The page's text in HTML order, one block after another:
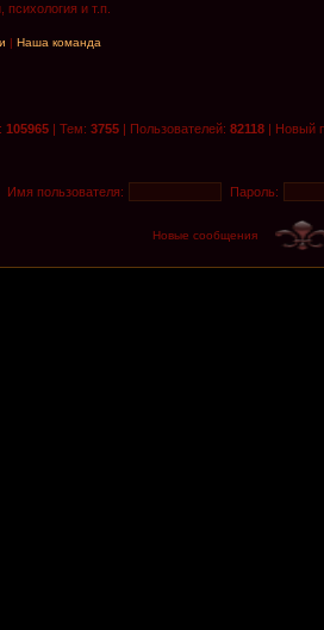
и т.п.
| Наша команда
105965 | Тем: 3755 | Пользователей: 82118 | Новый
Имя пользователя:
Пароль:
Новые сообщения